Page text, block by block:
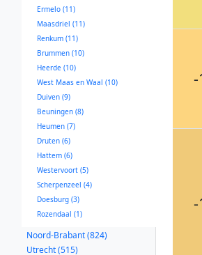
Ermelo (11)
Maasdriel (11)
Renkum (11)
Brummen (10)
Heerde (10)
West Maas en Waal (10)
Duiven (9)
Beuningen (8)
Heumen (7)
Druten (6)
Hattem (6)
Westervoort (5)
Scherpenzeel (4)
Doesburg (3)
Rozendaal (1)
Noord-Brabant (824)
Utrecht (515)
-
-